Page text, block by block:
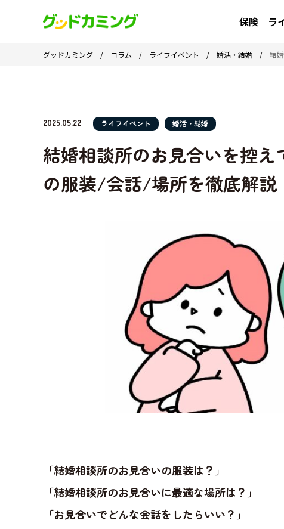
保険 ラ
グッドカミング / コラム / ライフイベント / 婚活・結婚 / 結
2025.05.22 ライフイベント 婚活・結婚
結婚相談所のお見合いを控
の服装/会話/場所を徹底解説
「結婚相談所のお見合いの服装は？」
「結婚相談所のお見合いに最適な場所は？」
「お見合いでどんな会話をしたらいい？」